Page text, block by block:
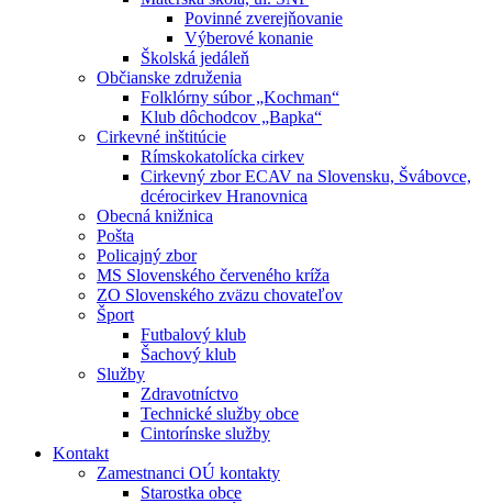
Povinné zverejňovanie
Výberové konanie
Školská jedáleň
Občianske združenia
Folklórny súbor „Kochman“
Klub dôchodcov „Bapka“
Cirkevné inštitúcie
Rímskokatolícka cirkev
Cirkevný zbor ECAV na Slovensku, Švábovce,
dcérocirkev Hranovnica
Obecná knižnica
Pošta
Policajný zbor
MS Slovenského červeného kríža
ZO Slovenského zväzu chovateľov
Šport
Futbalový klub
Šachový klub
Služby
Zdravotníctvo
Technické služby obce
Cintorínske služby
Kontakt
Zamestnanci OÚ kontakty
Starostka obce